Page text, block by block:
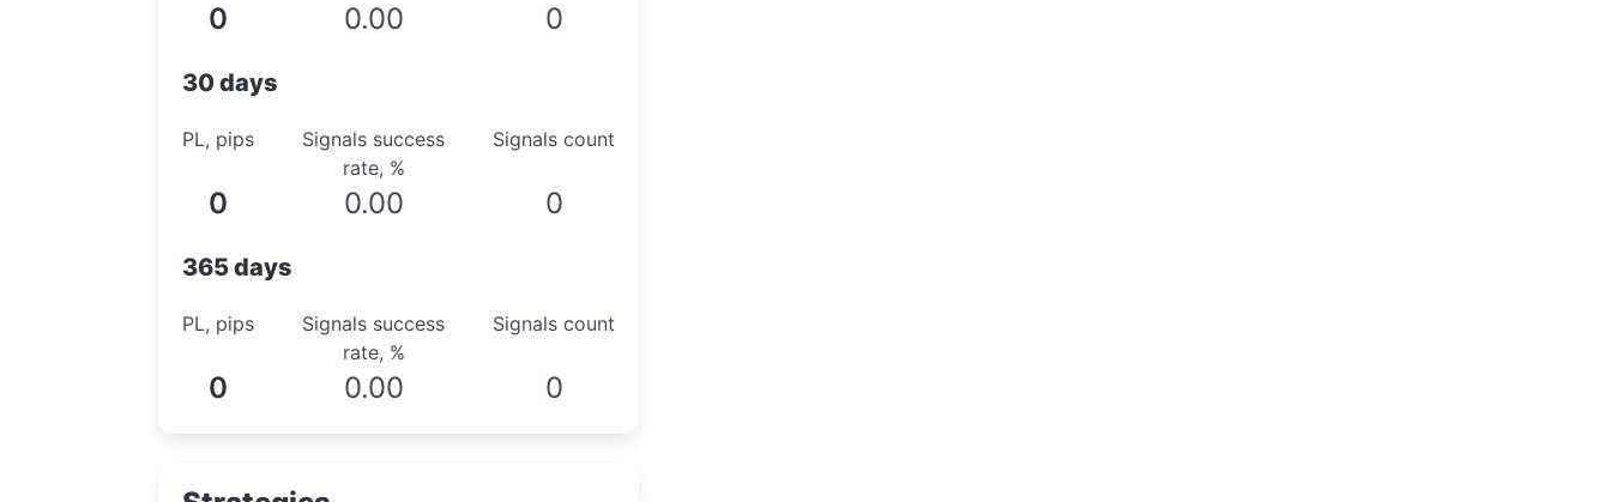
0 0.00 0
30 days
PL, pips
0
Signals success
rate, %
0.00
Signals count
0
365 days
PL, pips
0
Signals success
rate, %
0.00
Signals count
0